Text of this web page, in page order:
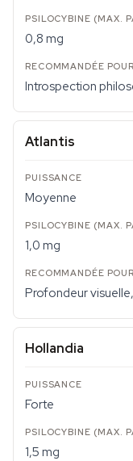
0,8 mg
Introspection
Atlantis
Moyenne
1,0 mg
Profondeur
Hollandia
Forte
1,5 mg